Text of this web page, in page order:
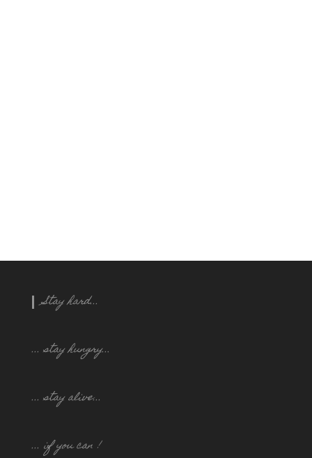
Stay hard...
... stay hungry...
... stay alive...
... if you can !